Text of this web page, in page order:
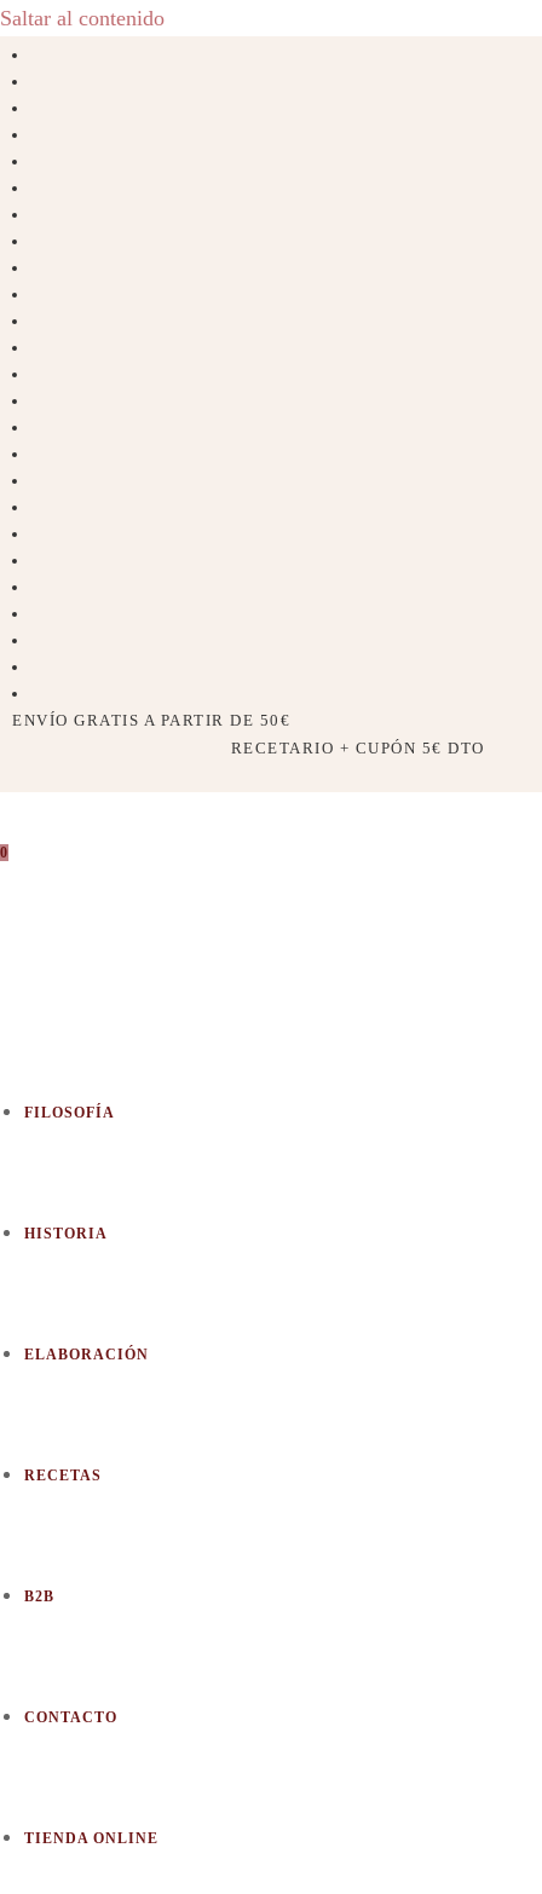
Saltar al contenido
ENVÍO GRATIS A PARTIR DE 50€
RECETARIO + CUPÓN 5€ DTO
0
FILOSOFÍA
HISTORIA
ELABORACIÓN
RECETAS
B2B
CONTACTO
TIENDA ONLINE